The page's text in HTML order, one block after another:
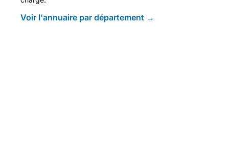
Voir l'annuaire par département →